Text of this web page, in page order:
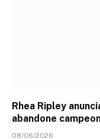
Rhea Ripley
abandone
08/06/2026